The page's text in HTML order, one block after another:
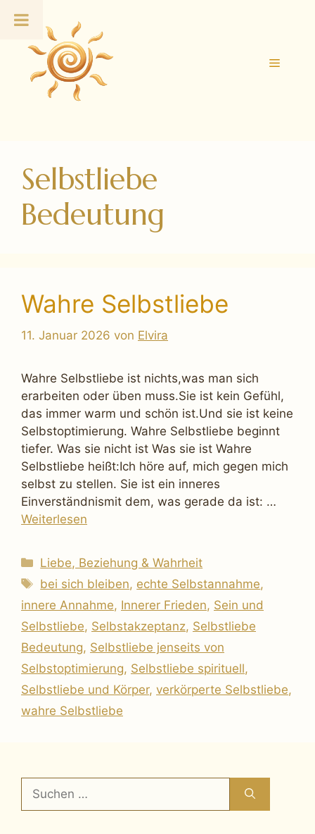
Inhalt
springen
Menü
Selbstliebe
Bedeutung
Wahre Selbstliebe
11. Januar 2026 von Elvira
Wahre Selbstliebe ist nichts,was man sich
erarbeiten oder üben muss.Sie ist kein Gefühl,
das immer warm und schön ist.Und sie ist keine
Selbstoptimierung. Wahre Selbstliebe beginnt
tiefer. Was sie nicht ist Was sie ist Wahre
Selbstliebe heißt:Ich höre auf, mich gegen mich
selbst zu stellen. Sie ist ein inneres
Einverständnismit dem, was gerade da ist: …
Weiterlesen
Kategorien
Liebe, Beziehung & Wahrheit
Schlagwörter
bei sich bleiben, echte Selbstannahme,
innere Annahme, Innerer Frieden, Sein und
Selbstliebe, Selbstakzeptanz, Selbstliebe
Bedeutung, Selbstliebe jenseits von
Selbstoptimierung, Selbstliebe spirituell,
Selbstliebe und Körper, verkörperte Selbstliebe,
wahre Selbstliebe
nach: